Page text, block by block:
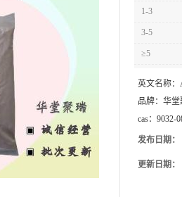
1-3
3-5
≥5
英文名称：
品牌： 华堂
cas： 9032-
发布日期：
更新日期：